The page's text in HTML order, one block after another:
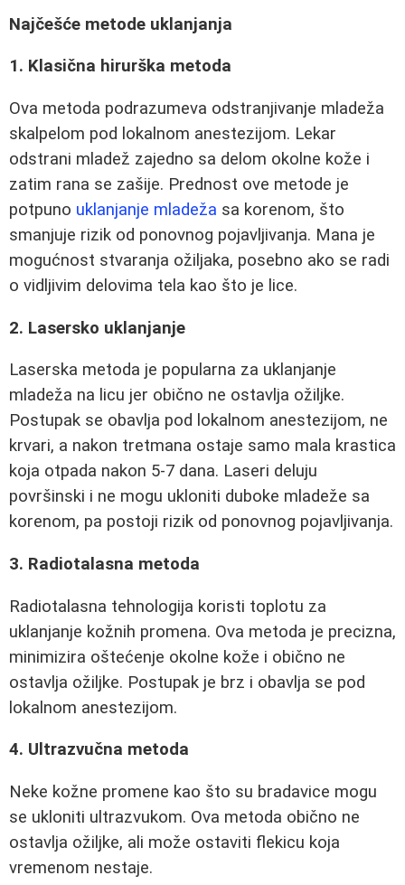
Najčešće metode uklanjanja
1. Klasična hirurška metoda
Ova metoda podrazumeva odstranjivanje mladeža
skalpelom pod lokalnom anestezijom. Lekar
odstrani mladež zajedno sa delom okolne kože i
zatim rana se zašije. Prednost ove metode je
potpuno uklanjanje mladeža sa korenom, što
smanjuje rizik od ponovnog pojavljivanja. Mana je
mogućnost stvaranja ožiljaka, posebno ako se radi
o vidljivim delovima tela kao što je lice.
2. Lasersko uklanjanje
Laserska metoda je popularna za uklanjanje
mladeža na licu jer obično ne ostavlja ožiljke.
Postupak se obavlja pod lokalnom anestezijom, ne
krvari, a nakon tretmana ostaje samo mala krastica
koja otpada nakon 5-7 dana. Laseri deluju
površinski i ne mogu ukloniti duboke mladeže sa
korenom, pa postoji rizik od ponovnog pojavljivanja.
3. Radiotalasna metoda
Radiotalasna tehnologija koristi toplotu za
uklanjanje kožnih promena. Ova metoda je precizna,
minimizira oštećenje okolne kože i obično ne
ostavlja ožiljke. Postupak je brz i obavlja se pod
lokalnom anestezijom.
4. Ultrazvučna metoda
Neke kožne promene kao što su bradavice mogu
se ukloniti ultrazvukom. Ova metoda obično ne
ostavlja ožiljke, ali može ostaviti flekicu koja
vremenom nestaje.